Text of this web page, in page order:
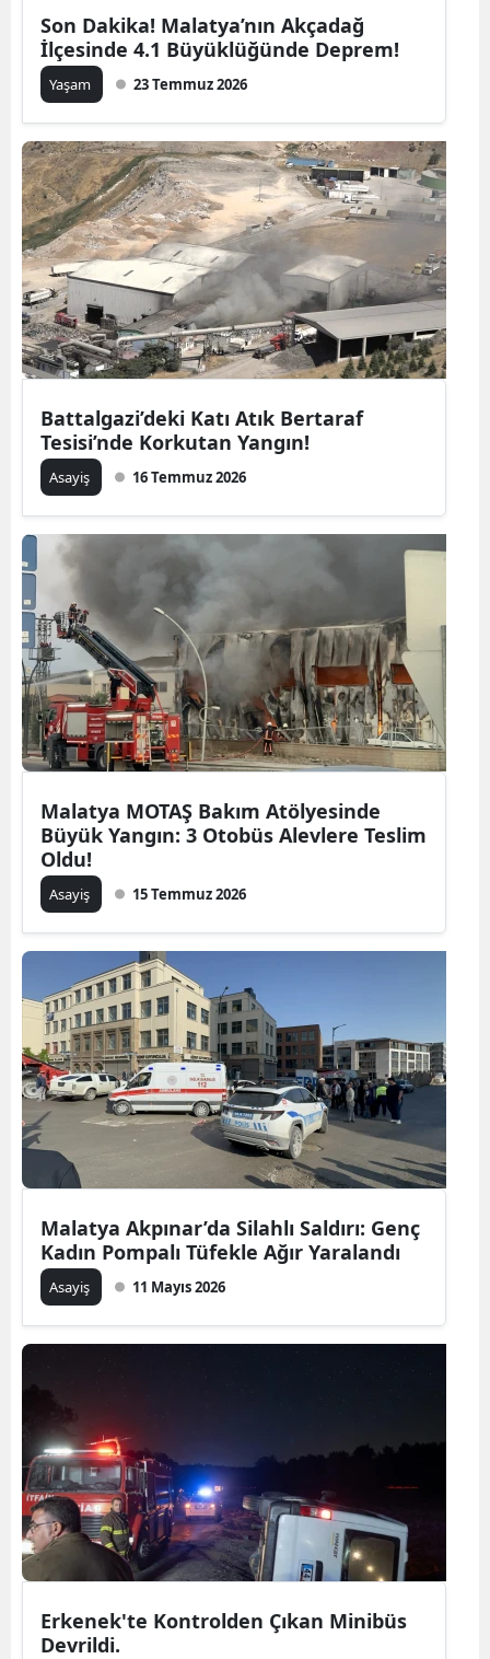
Son Dakika! Malatya’nın Akçadağ
İlçesinde 4.1 Büyüklüğünde Deprem!
Yaşam 23 Temmuz 2026
Battalgazi’deki Katı Atık Bertaraf
Tesisi’nde Korkutan Yangın!
Asayiş 16 Temmuz 2026
Malatya MOTAŞ Bakım Atölyesinde
Büyük Yangın: 3 Otobüs Alevlere Teslim
Oldu!
Asayiş 15 Temmuz 2026
Malatya Akpınar’da Silahlı Saldırı: Genç
Kadın Pompalı Tüfekle Ağır Yaralandı
Asayiş 11 Mayıs 2026
Erkenek'te Kontrolden Çıkan Minibüs
Devrildi.